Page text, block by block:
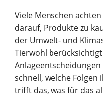
Unternehmen
Vortrag finden
Viele Menschen
darauf, Produkte zu
der Umwelt- und
Tierwohl
schnell, welche Folgen
trifft das, was für das